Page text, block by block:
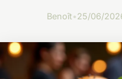
Benoît•25/06/